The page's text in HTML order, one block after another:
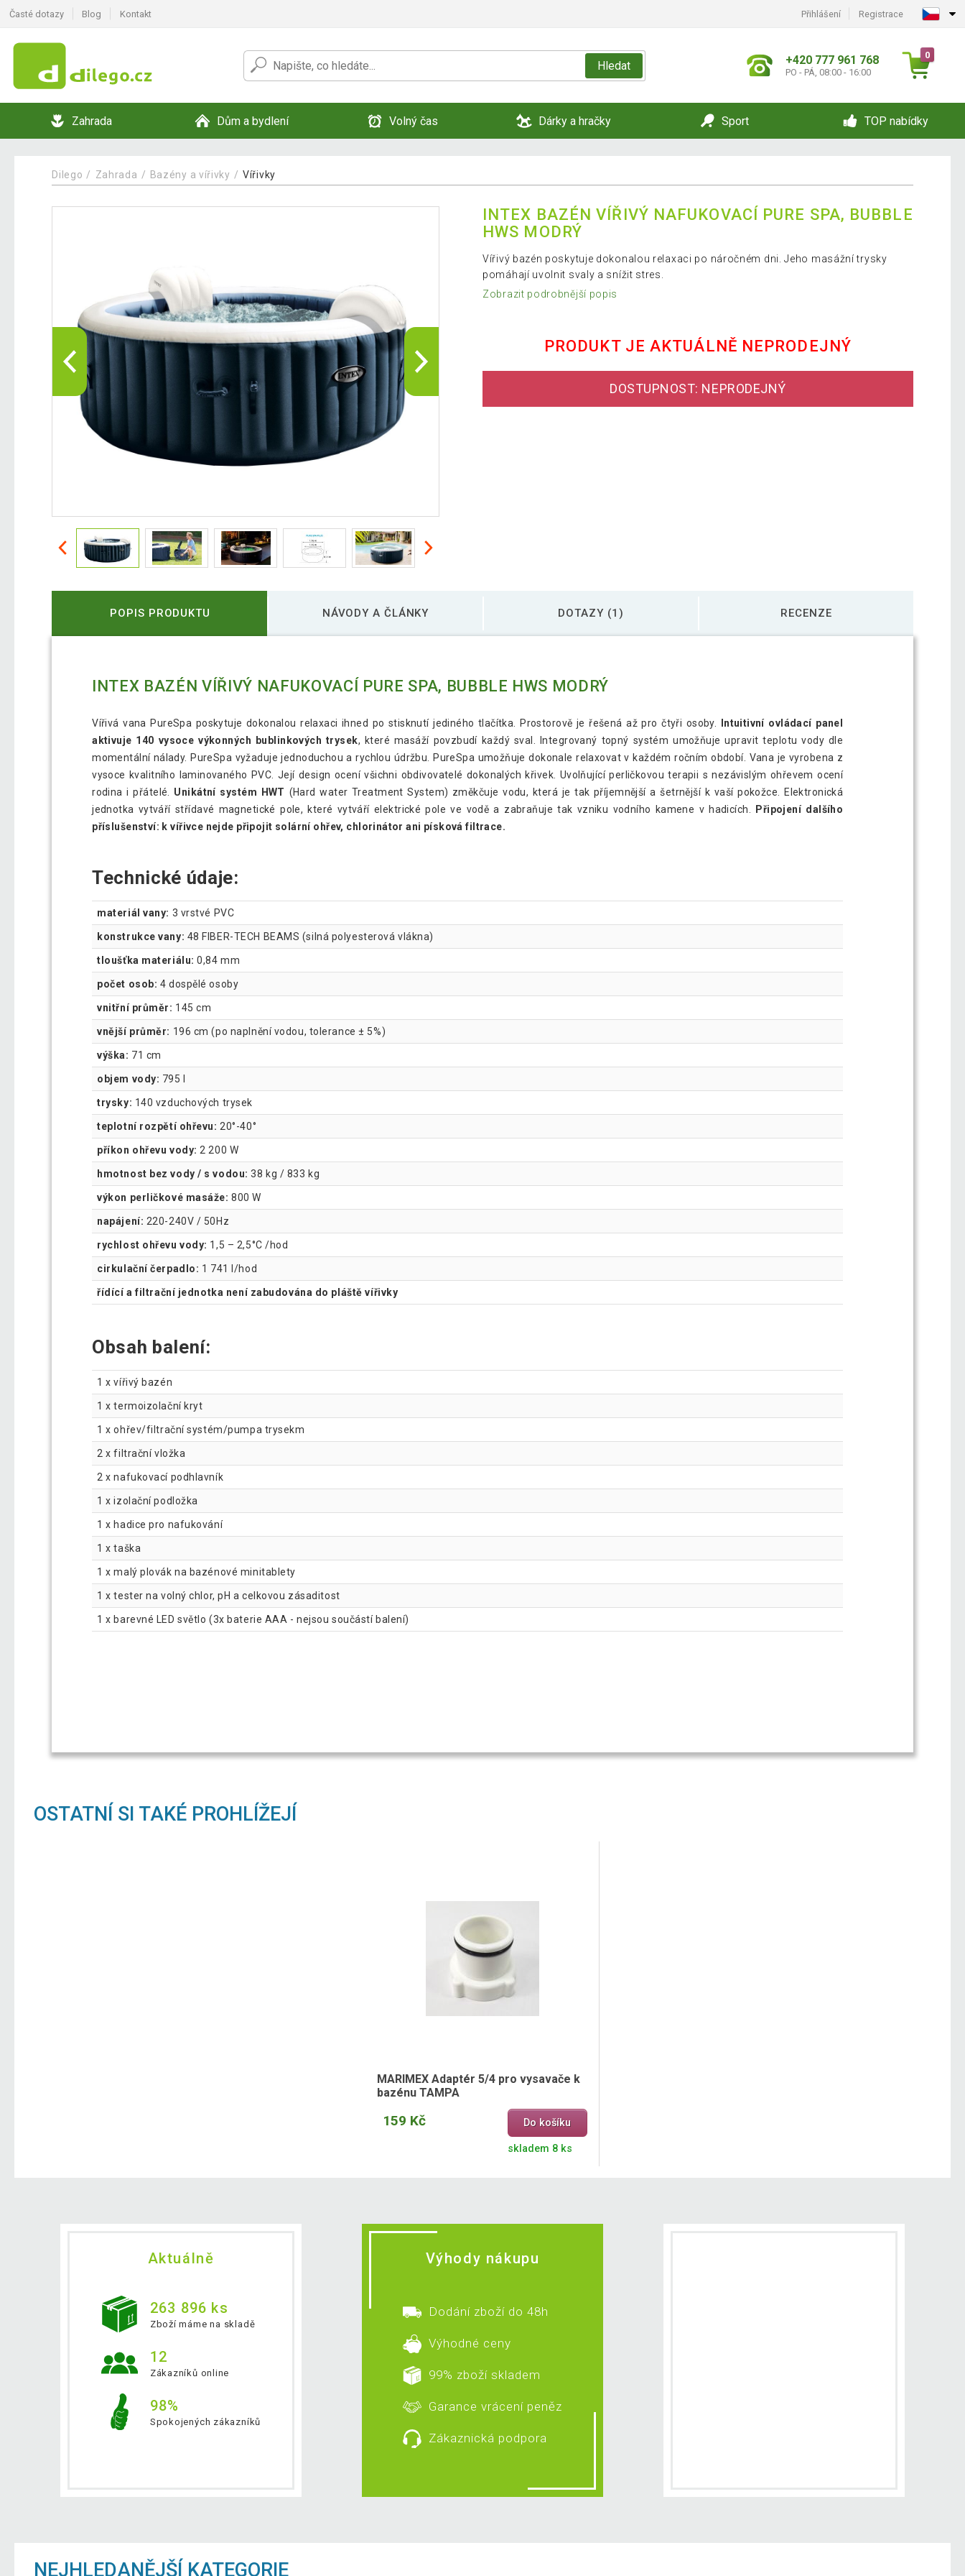
Časté dotazy Blog Kontakt Přihlášení Registrace
Hledat +420 777 961 768
PO - PÁ, 08:00 - 16:00
0
Zahrada Dům a bydlení Volný čas Dárky a hračky Sport TOP nabídky
Dilego Zahrada Bazény a vířivky Vířivky
INTEX BAZÉN VÍŘIVÝ NAFUKOVACÍ PURE SPA, BUBBLE
HWS MODRÝ
Vířivý bazén poskytuje dokonalou relaxaci po náročném dni. Jeho masážní trysky
pomáhají uvolnit svaly a snížit stres.
Zobrazit podrobnější popis
PRODUKT JE AKTUÁLNĚ NEPRODEJNÝ
DOSTUPNOST: NEPRODEJNÝ
POPIS PRODUKTU NÁVODY A ČLÁNKY DOTAZY (1) RECENZE
INTEX BAZÉN VÍŘIVÝ NAFUKOVACÍ PURE SPA, BUBBLE HWS MODRÝ
Vířivá vana PureSpa poskytuje dokonalou relaxaci ihned po stisknutí jediného tlačítka. Prostorově je řešená až pro čtyři osoby.
Intuitivní ovládací panel
aktivuje 140 vysoce výkonných bublinkových trysek, které masáží povzbudí každý sval. Integrovaný topný systém umožňuje upravit teplotu vody dle
momentální nálady. PureSpa vyžaduje jednoduchou a rychlou údržbu. PureSpa umožňuje dokonale relaxovat v každém ročním období. Vana je vyrobena z
vysoce kvalitního laminovaného PVC. Její design ocení všichni obdivovatelé dokonalých křivek. Uvolňující perličkovou terapii s nezávislým ohřevem ocení
rodina i přátelé. Unikátní systém HWT (Hard water Treatment System) změkčuje vodu, která je tak příjemnější a šetrnější k vaší pokožce. Elektronická
jednotka vytváří střídavé magnetické pole, které vytváří elektrické pole ve vodě a zabraňuje tak vzniku vodního kamene v hadicích.
Připojení dalšího
příslušenství: k vířivce nejde připojit solární ohřev, chlorinátor ani písková filtrace.
Technické údaje:
materiál vany: 3 vrstvé PVC
konstrukce vany: 48 FIBER-TECH BEAMS (silná polyesterová vlákna)
tloušťka materiálu: 0,84 mm
počet osob: 4 dospělé osoby
vnitřní průměr: 145 cm
vnější průměr: 196 cm (po naplnění vodou, tolerance ± 5%)
výška: 71 cm
objem vody: 795 l
trysky: 140 vzduchových trysek
teplotní rozpětí ohřevu: 20°-40°
příkon ohřevu vody: 2 200 W
hmotnost bez vody / s vodou: 38 kg / 833 kg
výkon perličkové masáže: 800 W
napájení: 220-240V / 50Hz
rychlost ohřevu vody: 1,5 – 2,5°C /hod
cirkulační čerpadlo: 1 741 l/hod
řídící a filtrační jednotka není zabudována do pláště vířivky
Obsah balení:
1 x vířivý bazén
1 x termoizolační kryt
1 x ohřev/filtrační systém/pumpa trysekm
2 x filtrační vložka
2 x nafukovací podhlavník
1 x izolační podložka
1 x hadice pro nafukování
1 x taška
1 x malý plovák na bazénové minitablety
1 x tester na volný chlor, pH a celkovou zásaditost
1 x barevné LED světlo (3x baterie AAA - nejsou součástí balení)
OSTATNÍ SI TAKÉ PROHLÍŽEJÍ
MARIMEX Adaptér 5/4 pro vysavače k
bazénu TAMPA
159 Kč Do košíku
skladem 8 ks
Aktuálně
263 896 ks
Zboží máme na skladě
12
Zákazníků online
98%
Spokojených zákazníků
Výhody nákupu
Dodání zboží do 48h
Výhodné ceny
99% zboží skladem
Garance vrácení peněz
Zákaznická podpora
NEJHLEDANĚJŠÍ KATEGORIE